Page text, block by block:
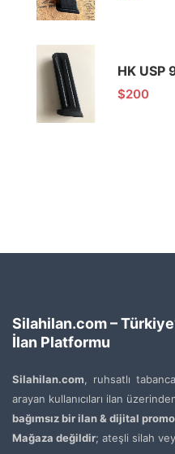
HK USP
$200
Silahilan.com –
İlan Platformu
Silahilan.com, ruhsatlı
arayan kullanıcıları ilan
bağımsız bir ilan & dijital
Mağaza değildir; ateşli silah